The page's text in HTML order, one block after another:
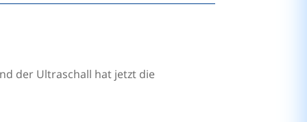
der Ultraschall hat jetzt die